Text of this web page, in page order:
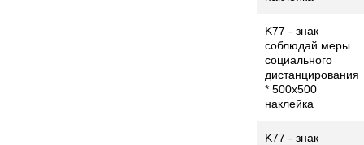
K77 - знак
соблюдай меры
социального
дистанцирования
* 500x500
наклейка
K77 - знак